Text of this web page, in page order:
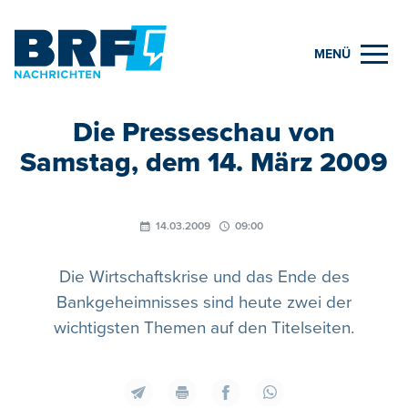
MENÜ
Die Presseschau von
Samstag, dem 14. März 2009
14.03.2009 09:00
Die Wirtschaftskrise und das Ende des
Bankgeheimnisses sind heute zwei der
wichtigsten Themen auf den Titelseiten.